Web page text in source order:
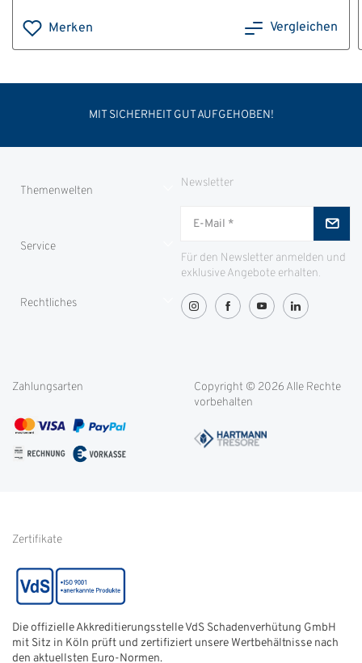
Merken Vergleichen
MIT SICHERHEIT GUT AUFGEHOBEN!
Themenwelten
Greenity
Weitere Themen
Service
Kontakt
Service international
FAQ
Rechtliches
Cookie-Einstellungen
AGB
Impressum
Batterieentsorgung
Newsletter
Für den Newsletter anmelden und
exklusive Angebote erhalten.
Zahlungsarten
Copyright © 2026 Alle Rechte
vorbehalten
Zertifikate
Die offizielle Akkreditierungsstelle VdS Schadenverhütung GmbH
mit Sitz in Köln prüft und zertifiziert unsere Wertbehältnisse nach
den aktuellsten Euro-Normen.